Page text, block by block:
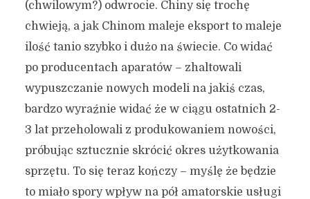
(chwilowym?) odwrocie. Chiny się trochę
chwieją, a jak Chinom maleje eksport to maleje
ilość tanio szybko i dużo na świecie. Co widać
po producentach aparatów – zhaltowali
wypuszczanie nowych modeli na jakiś czas,
bardzo wyraźnie widać że w ciągu ostatnich 2-
3 lat przeholowali z produkowaniem nowości,
próbując sztucznie skrócić okres użytkowania
sprzętu. To się teraz kończy – myślę że będzie
to miało spory wpływ na pół amatorskie usługi